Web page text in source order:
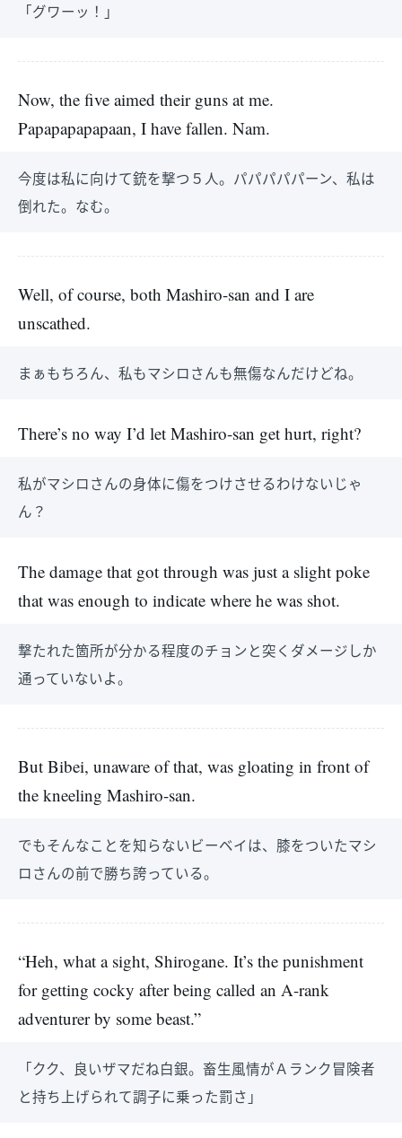
「グワーッ！」
Now, the five aimed their guns at me.
Papapapapapaan, I have fallen. Nam.
今度は私に向けて銃を撃つ５人。パパパパパーン、私は
倒れた。なむ。
Well, of course, both Mashiro-san and I are
unscathed.
まぁもちろん、私もマシロさんも無傷なんだけどね。
There’s no way I’d let Mashiro-san get hurt, right?
私がマシロさんの身体に傷をつけさせるわけないじゃ
ん？
The damage that got through was just a slight poke
that was enough to indicate where he was shot.
撃たれた箇所が分かる程度のチョンと突くダメージしか
通っていないよ。
But Bibei, unaware of that, was gloating in front of
the kneeling Mashiro-san.
でもそんなことを知らないビーベイは、膝をついたマシ
ロさんの前で勝ち誇っている。
“Heh, what a sight, Shirogane. It’s the punishment
for getting cocky after being called an A-rank
adventurer by some beast.”
「クク、良いザマだね白銀。畜生風情がＡランク冒険者
と持ち上げられて調子に乗った罰さ」